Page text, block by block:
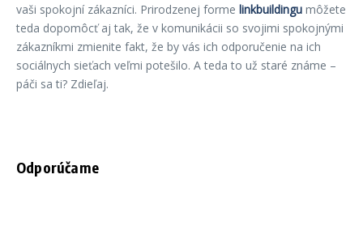
vaši spokojní zákazníci. Prirodzenej forme linkbuildingu môžete
teda dopomôcť aj tak, že v komunikácii so svojimi spokojnými
zákazníkmi zmienite fakt, že by vás ich odporučenie na ich
sociálnych sieťach veľmi potešilo. A teda to už staré známe –
páči sa ti? Zdieľaj.
Odporúčame